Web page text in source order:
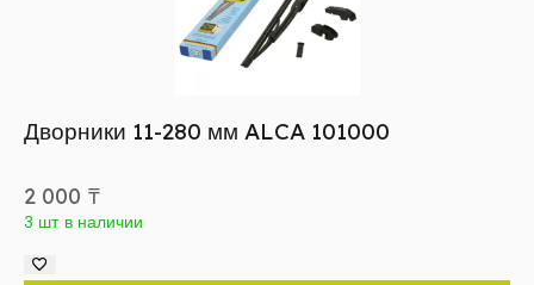
Дворники 11-280 мм ALCA 101000
2 000 ₸
3 шт в наличии